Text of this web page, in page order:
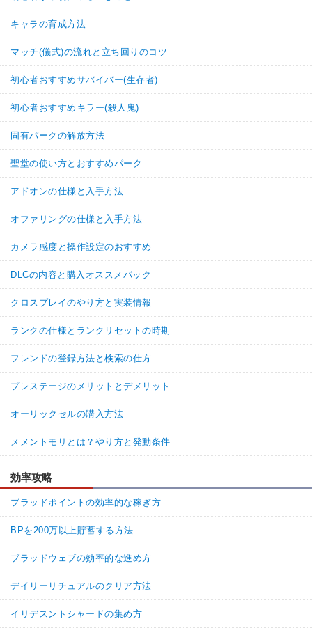
キャラの育成方法
マッチ(儀式)の流れと立ち回りのコツ
初心者おすすめサバイバー(生存者)
初心者おすすめキラー(殺人鬼)
固有パークの解放方法
聖堂の使い方とおすすめパーク
アドオンの仕様と入手方法
オファリングの仕様と入手方法
カメラ感度と操作設定のおすすめ
DLCの内容と購入オススメパック
クロスプレイのやり方と実装情報
ランクの仕様とランクリセットの時期
フレンドの登録方法と検索の仕方
プレステージのメリットとデメリット
オーリックセルの購入方法
メメントモリとは？やり方と発動条件
効率攻略
ブラッドポイントの効率的な稼ぎ方
BPを200万以上貯蓄する方法
ブラッドウェブの効率的な進め方
デイリーリチュアルのクリア方法
イリデスントシャードの集め方